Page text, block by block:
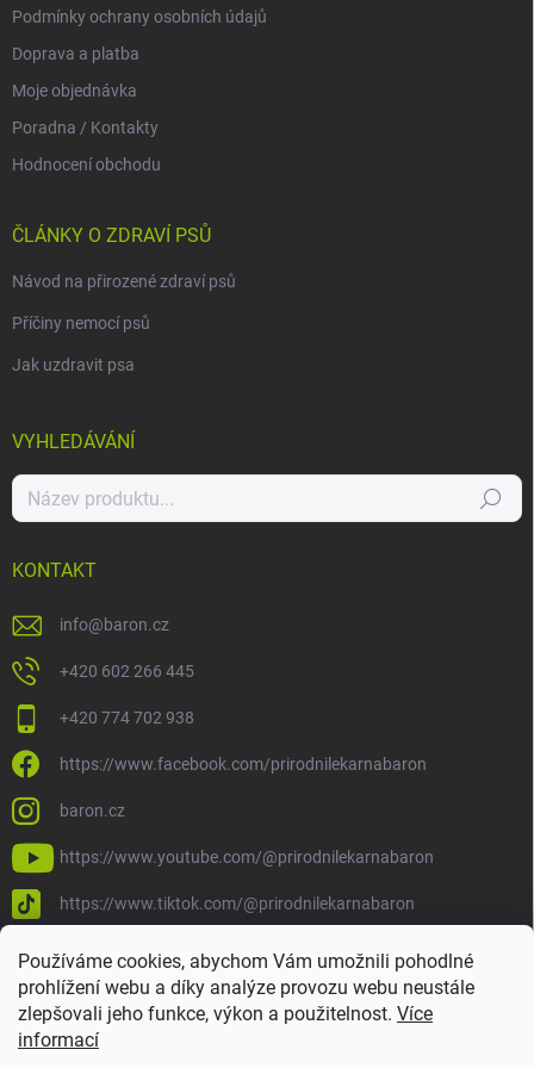
Používáme cookies, abychom Vám umožnili pohodlné
prohlížení webu a díky analýze provozu webu neustále
zlepšovali jeho funkce, výkon a použitelnost. Více
informací
Podmínky ochrany osobních údajů
Doprava a platba
Moje objednávka
Poradna / Kontakty
Hodnocení obchodu
ČLÁNKY O ZDRAVÍ PSŮ
Návod na přirozené zdraví psů
Příčiny nemocí psů
Jak uzdravit psa
VYHLEDÁVÁNÍ
Hledat
KONTAKT
info@baron.cz
+420 602 266 445
+420 774 702 938
https://www.facebook.com/prirodnilekarnabaron
baron.cz
https://www.youtube.com/@prirodnilekarnabaron
https://www.tiktok.com/@prirodnilekarnabaron